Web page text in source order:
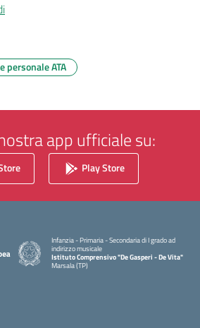
personale ATA
app ufficiale su:
Play Store
Infanzia - Primaria - Secondaria di I grado ad
indirizzo musicale
Istituto Comprensivo "De Gasperi - De Vita"
Marsala (TP)